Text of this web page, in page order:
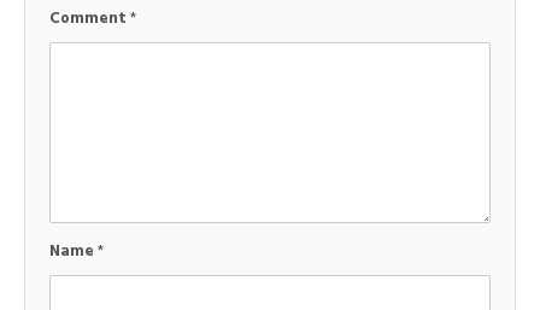
Comment*
Name*